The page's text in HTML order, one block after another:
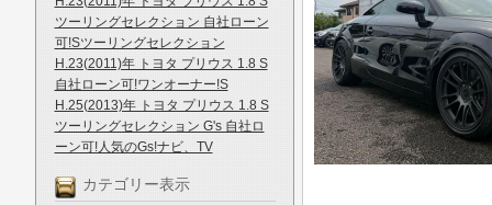
ツーリングセレクション 自社ローン
可!Sツーリングセレクション
H.23(2011)年 トヨタ プリウス 1.8 S
自社ローン可!ワンオーナー!S
H.25(2013)年 トヨタ プリウス 1.8 S
ツーリングセレクション G's 自社ロ
ーン可!人気のGs!ナビ、TV
カテゴリー表示